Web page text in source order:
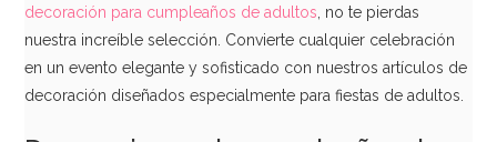
decoración para cumpleaños de adultos , no te pierdas
nuestra increíble selección. Convierte cualquier celebración
en un evento elegante y sofisticado con nuestros artículos de
decoración diseñados especialmente para fiestas de adultos.